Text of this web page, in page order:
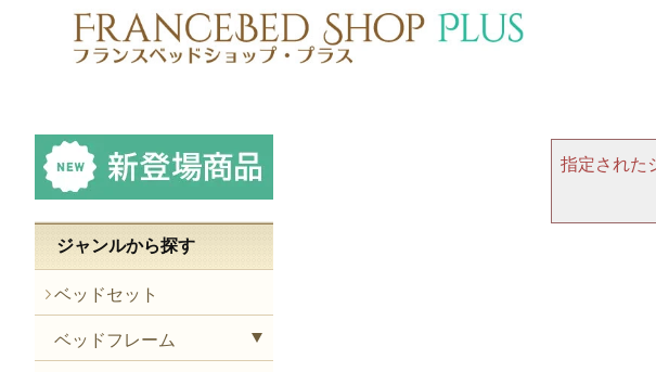
ジャンルから探す
ベッドセット
ベッドフレーム
指定された